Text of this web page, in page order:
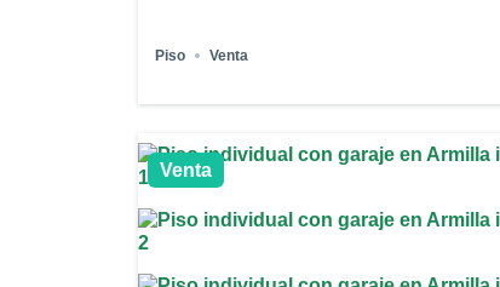
Piso Venta
Venta